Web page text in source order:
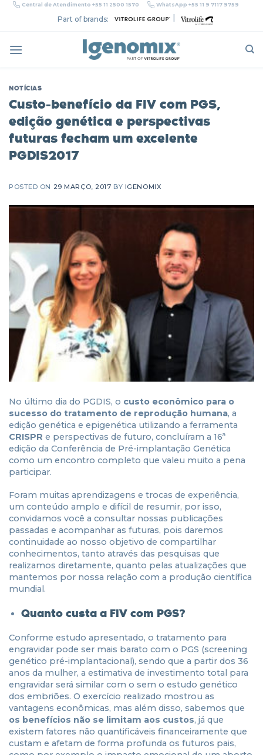
Skip Central de Atendimento +55 11 2500 1570 WhatsApp +55 11 9 7117 9759
Part of brands:
NOTÍCIAS
Custo-benefício da FIV com PGS,
edição genética e perspectivas
futuras fecham um excelente
PGDIS2017
POSTED ON 29 MARÇO, 2017 BY IGENOMIX
No último dia do PGDIS, o custo econômico para o
sucesso do tratamento de reprodução humana, a
edição genética e epigenética utilizando a ferramenta
CRISPR e perspectivas de futuro, concluíram a 16ª
edição da Conferência de Pré-implantação Genética
como um encontro completo que valeu muito a pena
participar.
Foram muitas aprendizagens e trocas de experiência,
um conteúdo amplo e difícil de resumir, por isso,
convidamos você a consultar nossas publicações
passadas e acompanhar as futuras, pois daremos
continuidade ao nosso objetivo de compartilhar
conhecimentos, tanto através das pesquisas que
realizamos diretamente, quanto pelas atualizações que
mantemos por nossa relação com a produção científica
mundial.
Quanto custa a FIV com PGS?
Conforme estudo apresentado, o tratamento para
engravidar pode ser mais barato com o PGS (screening
genético pré-implantacional), sendo que a partir dos 36
anos da mulher, a estimativa de investimento total para
engravidar será similar com o sem o estudo genético
dos embriões. O exercício realizado mostrou as
vantagens econômicas, mas além disso, sabemos que
os benefícios não se limitam aos custos, já que
existem fatores não quantificáveis financeiramente que
custam e afetam de forma profunda os futuros pais,